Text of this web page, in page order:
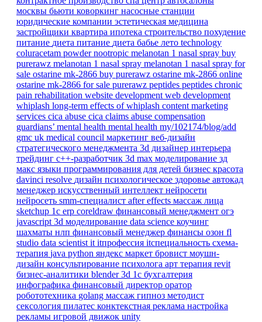
москвы бьюти коворкинг насосные станции
юридические компании эстетическая медицина
застройщики квартира ипотека строительство похудение
питание диета питание диета бабье лето technology
coluracetam powdernootropic melanotan 1 nasal spray buy
purerawz melanotan 1 nasal spray melanotan 1 nasal spray for
sale ostarine mk-2866 buy purerawz ostarine mk-2866 online
ostarine mk-2866 for sale purerawz peptides peptides chronic
pain rehabilitation website development web development
whiplash long-term effects of whiplash content marketing
services cica abuse cica claims abuse compensation
guardians’ mental health mental health my/102174/blog/add
gmc uk medical council маркетинг веб-дизайн
стратегического менеджмента 3d дизайнер интерьера
трейдинг c++-разработчик 3d max моделирование зд
макс языки программирования для детей бизнес красота
davinci resolve дизайн психологическое здоровье автокад
менеджер искусственный интеллект нейросети
нейросеть smm-специалист after effects массаж лица
sketchup 1с erp coreldraw финансовый менеджмент огэ
javascript 3d моделирование data science коучинг
шахматы нлп финансовый менеджер финансы озон fl
studio data scientist it itпрофессия itспециальность схема-
терапия java python яндекс маркет бровист моушн-
дизайн консультирование психолога арт терапия revit
бизнес-аналитики blender 3d 1с бухгалтерия
инфографика финансовый директор оратор
робототехника golang массаж гипноз методист
сексология пилатес конктекстная реклама настройка
рекламы игровой движок unity